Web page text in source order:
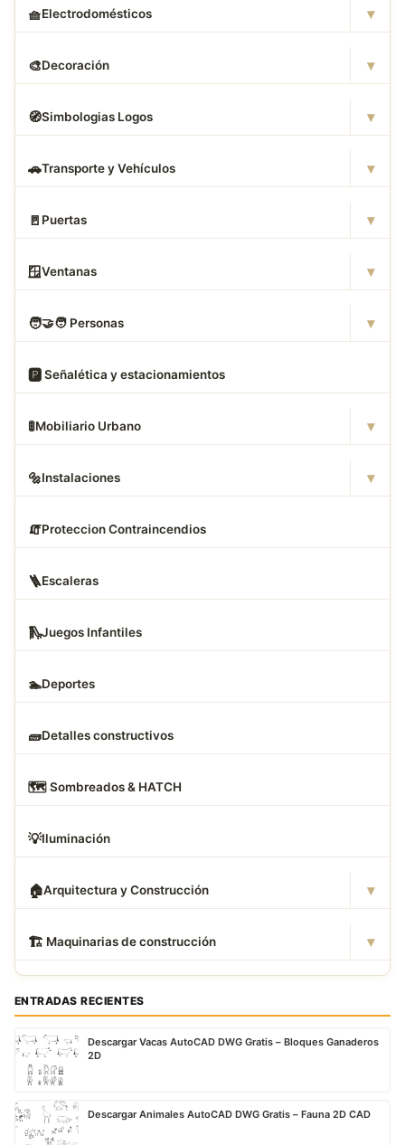
🧺Electrodomésticos ▾
🎨Decoración ▾
🧭Simbologias Logos ▾
🚗Transporte y Vehículos ▾
🚪 Puertas ▾
🪟Ventanas ▾
🧑‍🤝‍🧑 Personas ▾
🅿️ Señalética y estacionamientos
🚦Mobiliario Urbano ▾
🔩Instalaciones ▾
🧯Proteccion Contraincendios
🪜Escaleras
🛝Juegos Infantiles
🏊Deportes
🧱Detalles constructivos
🗺️ Sombreados & HATCH
💡Iluminación
🏠Arquitectura y Construcción ▾
🏗 ️ Maquinarias de construcción ▾
ENTRADAS RECIENTES
Descargar Vacas AutoCAD DWG Gratis – Bloques Ganaderos
2D
Descargar Animales AutoCAD DWG Gratis – Fauna 2D CAD